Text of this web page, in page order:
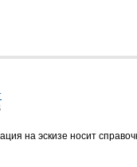
на эскизе носит